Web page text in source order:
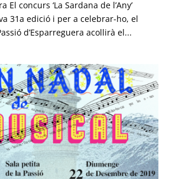
El concurs ‘La Sardana de l’Any’
31a edició i per a celebrar-ho, el
d’Esparreguera acollirà el...